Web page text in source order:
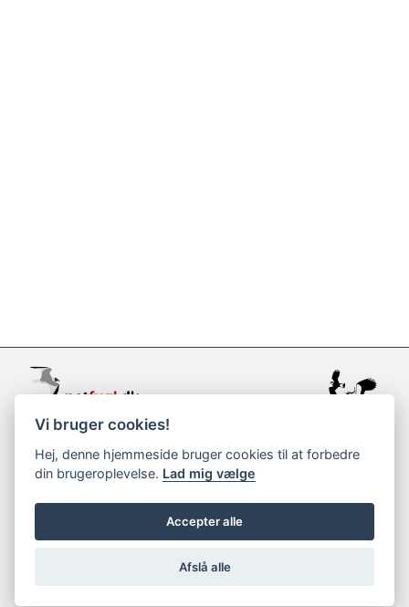
support@netfugl.dk
copyright © 2002-2023
Vi bruger cookies!
Hej, denne hjemmeside bruger cookies til at forbedre
din brugeroplevelse. Lad mig vælge
Accepter alle
Afslå alle